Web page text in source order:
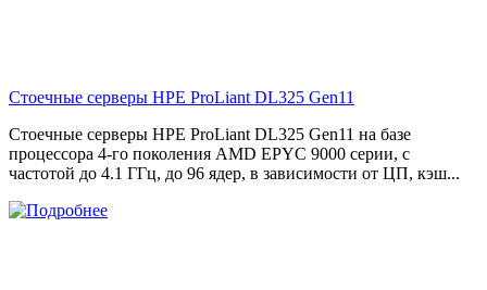
Стоечные серверы HPE ProLiant DL325 Gen11
Стоечные серверы HPE ProLiant DL325 Gen11 на базе
процессора 4-го поколения AMD EPYC 9000 серии, с
частотой до 4.1 ГГц, до 96 ядер, в зависимости от ЦП, кэш...